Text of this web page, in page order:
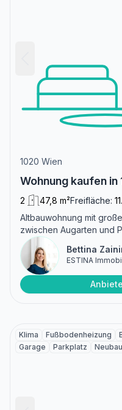
1020 Wien
Wohnung kaufen in
2 47,8 m²Freifläche:
Altbauwohnung mit
zwischen Augarten und
Bettina
ESTINA
Klima Fußbodenheizung
Garage
Parkplatz Neubau